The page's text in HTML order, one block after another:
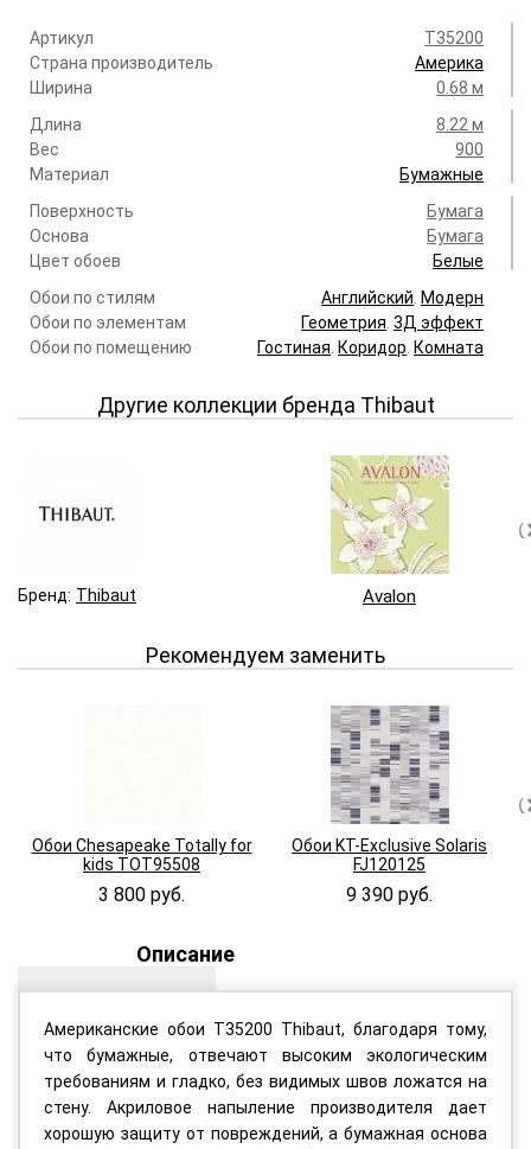
Артикул
T35200
Страна производитель
Америка
Ширина
0.68 м
Длина
8.22 м
Вес
900
Материал
Бумажные
Поверхность
Бумага
Основа
Бумага
Цвет обоев
Белые
Обои по стилям
Английский .Модерн
Обои по элементам
Геометрия .3Д эффект
Обои по помещению
Гостиная .Коридор .Комната
Другие коллекции бренда Thibaut
Бренд: Thibaut Avalon
Рекомендуем заменить
Обои Chesapeake Totally for
kids TOT95508
3 800 руб.
Обои KT-Exclusive Solaris
FJ120125
9 390 руб.
Описание
Американские обои T35200 Thibaut, благодаря тому,
что бумажные, отвечают высоким экологическим
требованиям и гладко, без видимых швов ложатся на
стену. Акриловое напыление производителя дает
хорошую защиту от повреждений, а бумажная основа